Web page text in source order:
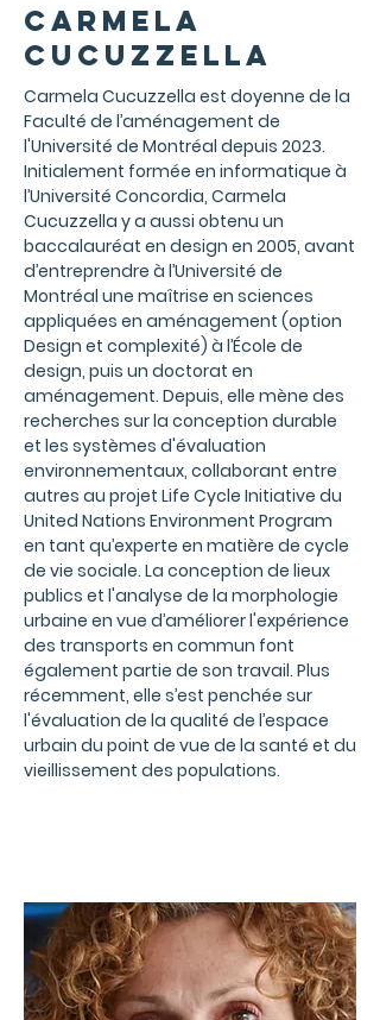
Carmela
Cucuzzella
Carmela Cucuzzella est doyenne de la
Faculté de l’aménagement de
l'Université de Montréal depuis 2023.
Initialement formée en informatique à
l’Université Concordia, Carmela
Cucuzzella y a aussi obtenu un
baccalauréat en design en 2005, avant
d’entreprendre à l’Université de
Montréal une maîtrise en sciences
appliquées en aménagement (option
Design et complexité) à l’École de
design, puis un doctorat en
aménagement. Depuis, elle mène des
recherches sur la conception durable
et les systèmes d'évaluation
environnementaux, collaborant entre
autres au projet Life Cycle Initiative du
United Nations Environment Program
en tant qu’experte en matière de cycle
de vie sociale. La conception de lieux
publics et l'analyse de la morphologie
urbaine en vue d’améliorer l'expérience
des transports en commun font
également partie de son travail. Plus
récemment, elle s’est penchée sur
l'évaluation de la qualité de l’espace
urbain du point de vue de la santé et du
vieillissement des populations.